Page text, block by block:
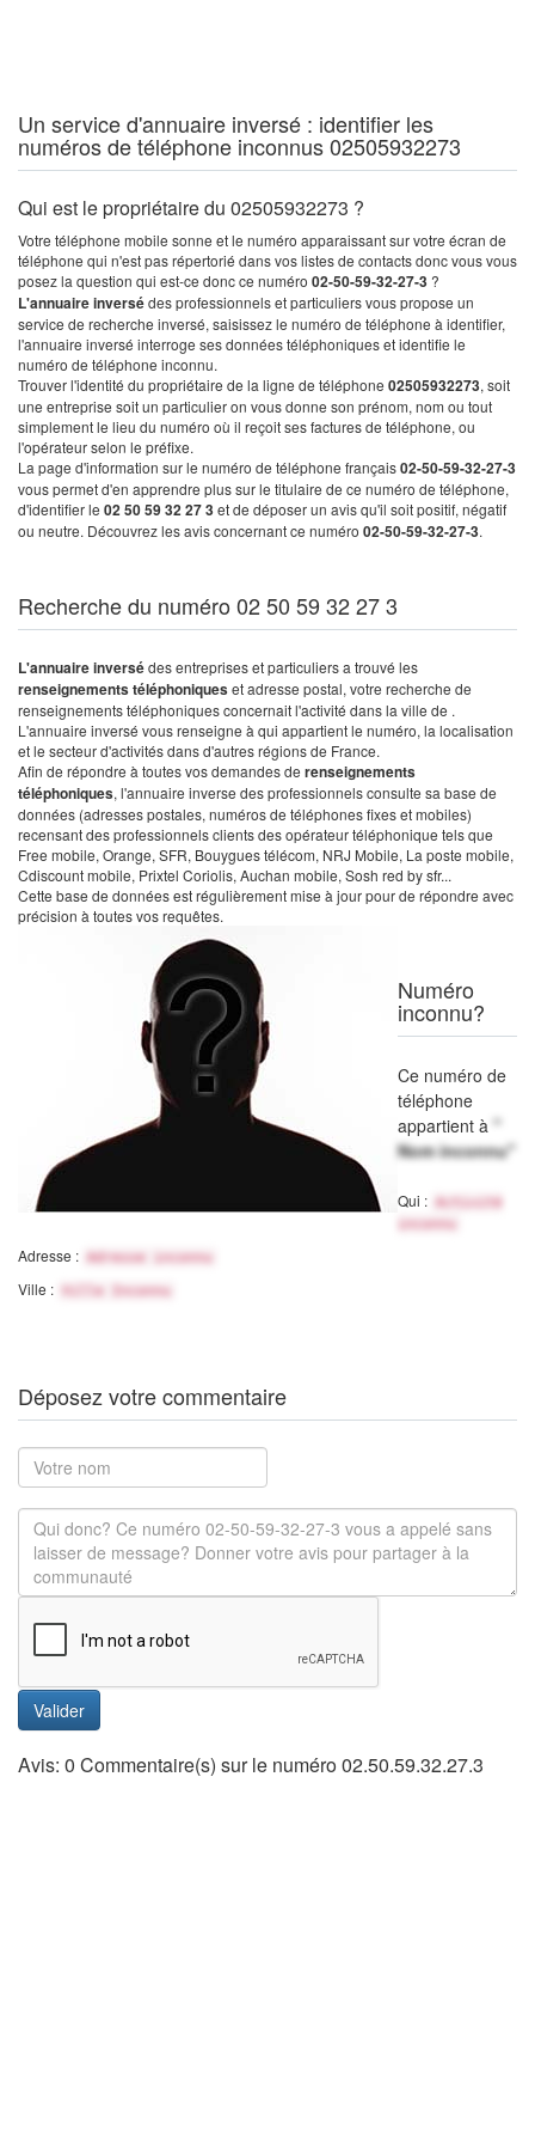
Un service d'annuaire inversé : identifier les
numéros de téléphone inconnus 02505932273
Qui est le propriétaire du 02505932273 ?
Votre téléphone mobile sonne et le numéro apparaissant sur votre écran de
téléphone qui n'est pas répertorié dans vos listes de contacts donc vous vous
posez la question qui est-ce donc ce numéro 02-50-59-32-27-3 ?
L'annuaire inversédes professionnels et particuliers vous propose un
service de recherche inversé, saisissez le numéro de téléphone à identifier,
l'annuaire inversé interroge ses données téléphoniques et identifie le
numéro de téléphone inconnu.
Trouver l'identité du propriétaire de la ligne de téléphone 02505932273, soit
une entreprise soit un particulier on vous donne son prénom, nom ou tout
simplement le lieu du numéro où il reçoit ses factures de téléphone, ou
l'opérateur selon le préfixe.
La page d'information sur le numéro de téléphone français02-50-59-32-27-3
vous permet d'en apprendre plus sur le titulaire de ce numéro de téléphone,
d'identifier le 02 50 59 32 27 3et de déposer un avis qu'il soit positif, négatif
ou neutre. Découvrez les avis concernant ce numéro 02-50-59-32-27-3.
Recherche du numéro 02 50 59 32 27 3
L'annuaire inversédes entreprises et particuliers a trouvé les
renseignements téléphoniqueset adresse postal, votre recherche de
renseignements téléphoniques concernait l'activité dans la ville de .
L'annuaire inversé vous renseigne à qui appartient le numéro, la localisation
et le secteur d'activités dans d'autres régions de France.
Afin de répondre à toutes vos demandes de renseignements
téléphoniques, l'annuaire inverse des professionnels consulte sa base de
données (adresses postales, numéros de téléphones fixes et mobiles)
recensant des professionnels clients des opérateur téléphonique tels que
Free mobile, Orange, SFR, Bouygues télécom, NRJ Mobile, La poste mobile,
Cdiscount mobile, Prixtel Coriolis, Auchan mobile, Sosh red by sfr...
Cette base de données est régulièrement mise à jour pour de répondre avec
précision à toutes vos requêtes.
Numéro
inconnu?
Ce numéro de
téléphone
appartient à "
Nom inconnu"
Qui :
Activité
inconnu
Adresse : Adresse inconnu
Ville : Ville Inconnu
Déposez votre commentaire
Valider
Avis: 0 Commentaire(s) sur le numéro 02.50.59.32.27.3